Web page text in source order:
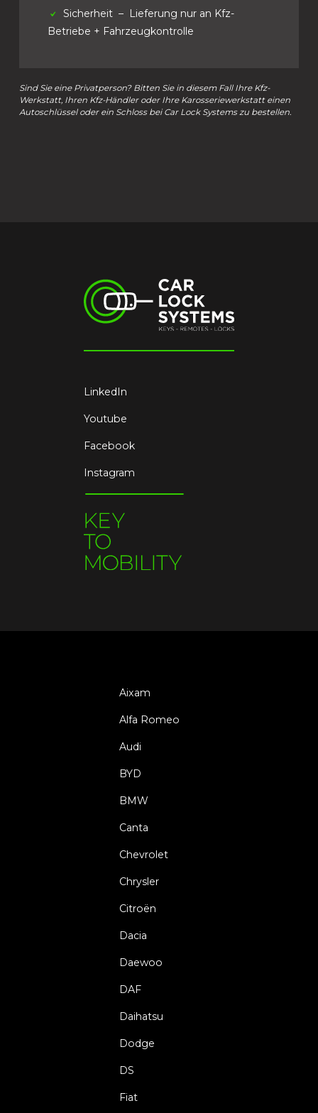
Sicherheit – Lieferung nur an Kfz-
Betriebe + Fahrzeugkontrolle
Sind Sie eine Privatperson? Bitten Sie in diesem Fall Ihre Kfz-
Werkstatt, Ihren Kfz-Händler oder Ihre Karosseriewerkstatt einen
Autoschlüssel oder ein Schloss bei Car Lock Systems zu bestellen.
LinkedIn
Youtube
Facebook
Instagram
Aixam
Alfa Romeo
Audi
BYD
BMW
Canta
Chevrolet
Chrysler
Citroën
Dacia
Daewoo
DAF
Daihatsu
Dodge
DS
Fiat